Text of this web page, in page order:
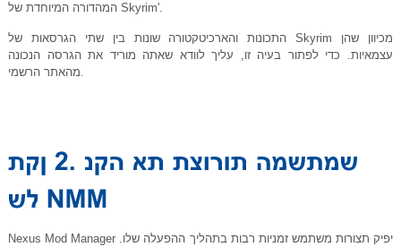
המהדורה המיוחדת של Skyrim'.
התכונות והארכיטקטורה שונות בין שתי הגרסאות של Skyrim מכיוון שהן
עצמאיות. כדי לפתור בעיה זו, עליך לוודא שאתה מוריד את הגרסה הנכונה
מהאתר הרשמי.
Nexus Mod Manager יפיק תצורות משתמש זמניות רבות בתהליך ההפעלה שלו.